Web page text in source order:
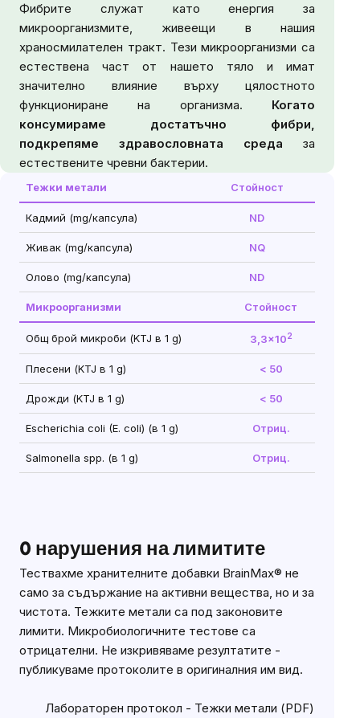
Фибрите служат като енергия за
микроорганизмите, живеещи в нашия
храносмилателен тракт. Тези микроорганизми са
естествена част от нашето тяло и имат
значително влияние върху цялостното
функциониране на организма. Когато
консумираме достатъчно фибри,
подкрепяме здравословната среда за
естествените чревни бактерии.
Тежки метали Стойност
Кадмий (mg/капсула) ND
Живак (mg/капсула) NQ
Олово (mg/капсула) ND
Микроорганизми Стойност
Общ брой микроби (KTJ в 1 g) 3,3x102
Плесени (KTJ в 1 g) < 50
Дрожди (KTJ в 1 g) < 50
Escherichia coli (E. coli) (в 1 g) Отриц.
Salmonella spp. (в 1 g) Отриц.
0 нарушения на лимитите
Тествахме хранителните добавки BrainMax® не
само за съдържание на активни вещества, но и за
чистота. Тежките метали са под законовите
лимити. Микробиологичните тестове са
отрицателни. Не изкривяваме резултатите -
публикуваме протоколите в оригиналния им вид.
Лабораторен протокол - Тежки метали (PDF)